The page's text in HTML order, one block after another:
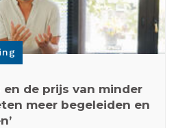
de prijs van minder
meer begeleiden en